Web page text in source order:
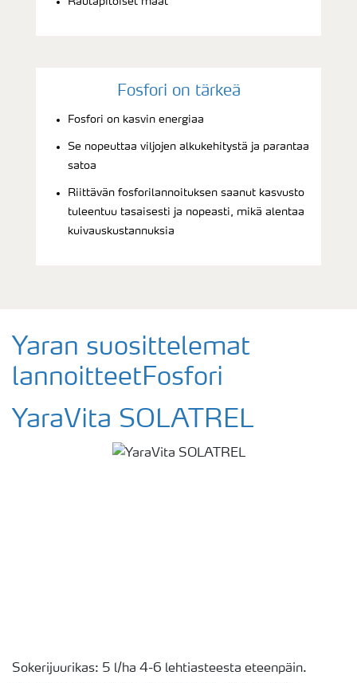
Fosfori on tärkeä
Fosfori on kasvin energiaa
Se nopeuttaa viljojen alkukehitystä ja parantaa
satoa
Riittävän fosforilannoituksen saanut kasvusto
tuleentuu tasaisesti ja nopeasti, mikä alentaa
kuivauskustannuksia
Yaran suosittelemat
lannoitteetFosfori
YaraVita SOLATREL
Sokerijuurikas: 5 l/ha 4-6 lehtiasteesta eteenpäin.